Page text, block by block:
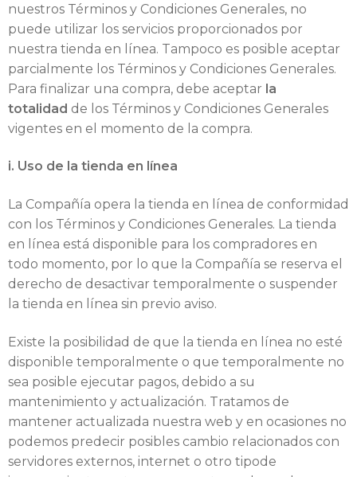
nuestros Términos y Condiciones Generales, no
puede utilizar los servicios proporcionados por
nuestra tienda en línea. Tampoco es posible aceptar
parcialmente los Términos y Condiciones Generales.
Para finalizar una compra, debe aceptar la
totalidad de los Términos y Condiciones Generales
vigentes en el momento de la compra.
i. Uso de la tienda en línea
La Compañía opera la tienda en línea de conformidad
con los Términos y Condiciones Generales. La tienda
en línea está disponible para los compradores en
todo momento, por lo que la Compañía se reserva el
derecho de desactivar temporalmente o suspender
la tienda en línea sin previo aviso.
Existe la posibilidad de que la tienda en línea no esté
disponible temporalmente o que temporalmente no
sea posible ejecutar pagos, debido a su
mantenimiento y actualización. Tratamos de
mantener actualizada nuestra web y en ocasiones no
podemos predecir posibles cambio relacionados con
servidores externos, internet o otro tipode